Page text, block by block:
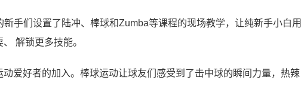
手们设置了陆冲、棒球和Zumba等课程的现场教学，让纯新手小白用
解锁更多技能。
爱好者的加入。棒球运动让球友们感受到了击中球的瞬间力量，热辣